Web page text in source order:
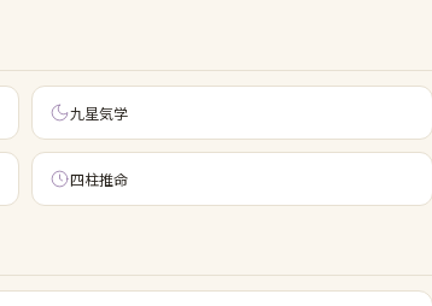
九星気学
四柱推命